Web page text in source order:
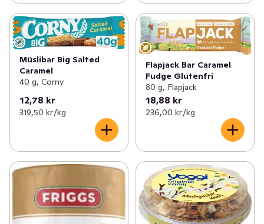
Müslibar Big Salted
Caramel
40 g, Corny
12,78 kr
319,50 kr /kg
Flapjack Bar Caramel
Fudge Glutenfri
80 g, Flapjack
18,88 kr
236,00 kr /kg